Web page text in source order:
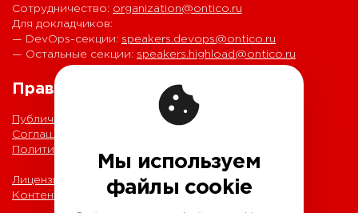
Сотрудничество: organization@ontico.ru
Для докладчиков:
— DevOps-секции: speakers.devops@ontico.ru
— Остальные секции: speakers.highload@ontico.ru
Правовая информация
Публичная оферта
Соглашение на обработку персональных данных
Политика обработки персональных данных
Лицензионный договор с Автором
Контентная политика конференции
Мы используем
файлы cookie